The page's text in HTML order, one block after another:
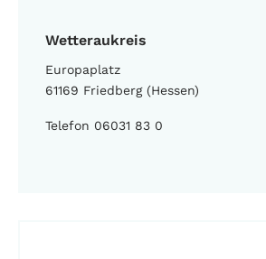
Wetteraukreis
Europaplatz
61169 Friedberg (Hessen)
Telefon 06031 83 0